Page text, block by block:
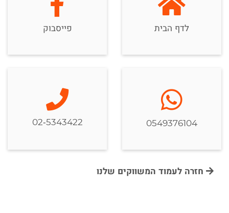
לדף הבית פייסבוק
0549376104
02-5343422
חזרה לעמוד המשווקים שלנו